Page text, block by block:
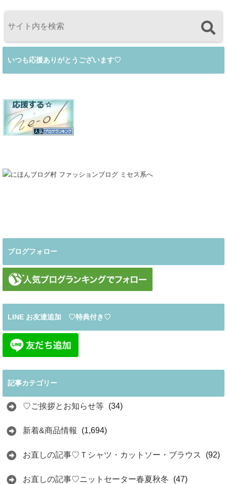
いつも応援ありがとうございます♡
ブログフォロー
LINE お友達追加 ♡特典付き♡
記事カテゴリー
♡ご挨拶とお知らせ等 (34)
新着&商品情報 (1,694)
お直しの記事♡Ｔシャツ・カットソー・ブラウス (92)
お直しの記事♡ニットセーター春夏秋冬 (47)